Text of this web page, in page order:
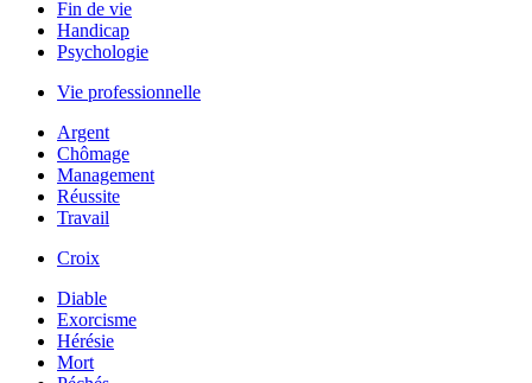
Fin de vie
Handicap
Psychologie
Vie professionnelle
Argent
Chômage
Management
Réussite
Travail
Croix
Diable
Exorcisme
Hérésie
Mort